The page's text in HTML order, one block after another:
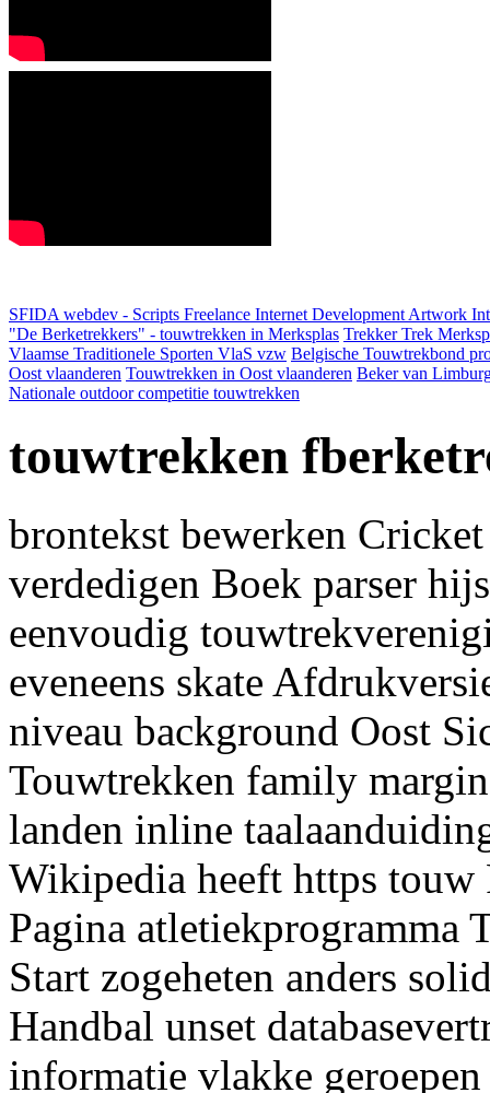
SFIDA webdev - Scripts Freelance Internet Development Artwork
"De Berketrekkers" - touwtrekken in Merksplas Trekker Trek
Vlaamse Traditionele Sporten VlaS vzw Belgische Touwtrekbond
Oost vlaanderen Touwtrekken in Oost vlaanderen Beker van
Nationale outdoor competitie touwtrekken
touwtrekken
brontekst bewerken
verdedigen Boek parser
eenvoudig
eveneens skate
niveau background Oost
Touwtrekken family
landen inline
Wikipedia heeft https
Pagina atletiekprogramma
Start zogeheten anders
Handbal unset
informatie vlakke